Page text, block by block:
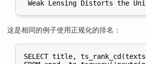
这是相同的例子使用正规化的排名：
SELECT title,